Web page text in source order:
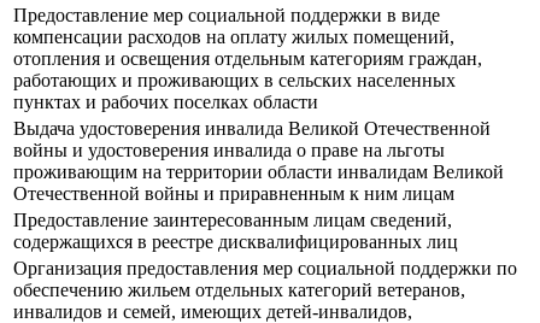
Предоставление мер социальной поддержки в виде
компенсации расходов на оплату жилых помещений,
отопления и освещения отдельным категориям граждан,
работающих и проживающих в сельских населенных
пунктах и рабочих поселках области
Выдача удостоверения инвалида Великой Отечественной
войны и удостоверения инвалида о праве на льготы
проживающим на территории области инвалидам Великой
Отечественной войны и приравненным к ним лицам
Предоставление заинтересованным лицам сведений,
содержащихся в реестре дисквалифицированных лиц
Организация предоставления мер социальной поддержки по
обеспечению жильем отдельных категорий ветеранов,
инвалидов и семей, имеющих детей-инвалидов,